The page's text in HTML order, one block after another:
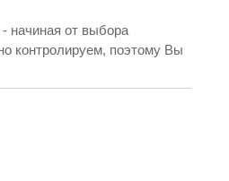
начиная от выбора
контролируем, поэтому Вы